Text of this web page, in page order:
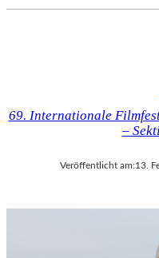
69. Internationale
–
Veröffentlicht am:13.